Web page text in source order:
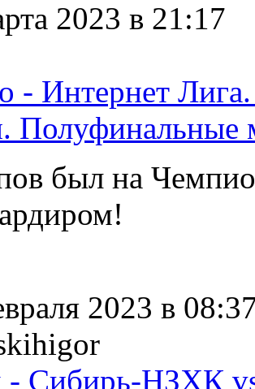
2023 в 21:17
- Интернет
Полуфинальные
был на
2023 в
- Сибирь-НЗХК